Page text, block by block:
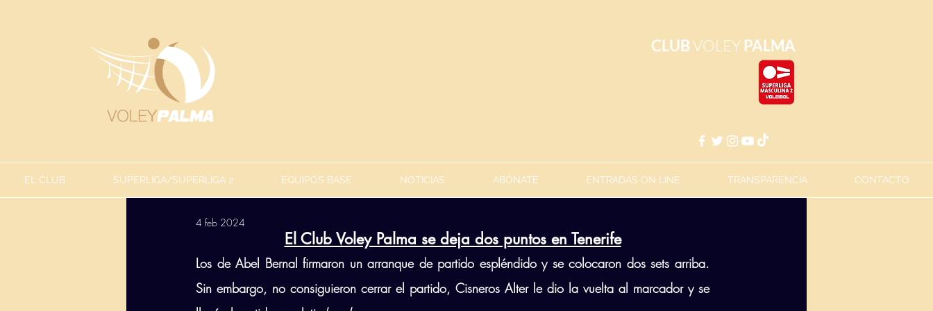
CLUBVOLEY PALMA
EL CLUB SUPERLIGA/SUPERLIGA 2 EQUIPOS BASE NOTICIAS ABÓNATE ENTRADAS ON LINE TRANSPARENCIA CONTACTO
4 feb 2024
El Club Voley Palma se deja dos puntos en Tenerife
Los de Abel Bernal firmaron un arranque de partido espléndido y se colocaron dos sets arriba.
Sin embargo, no consiguieron cerrar el partido, Cisneros Alter le dio la vuelta al marcador y se